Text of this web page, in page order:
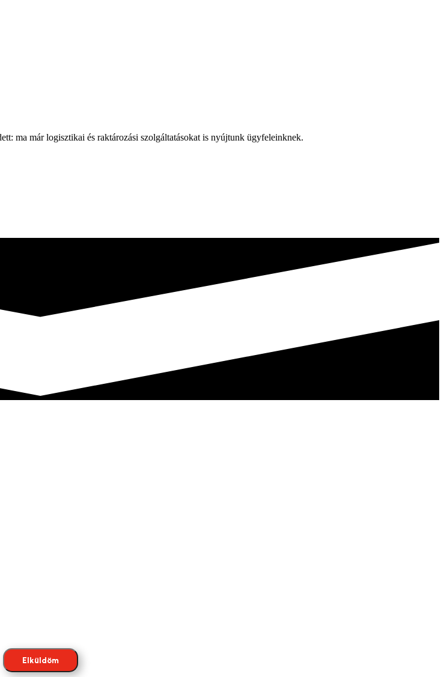
ma már logisztikai és raktározási szolgáltatásokat is nyújtunk ügyfeleinknek.
Elküldöm